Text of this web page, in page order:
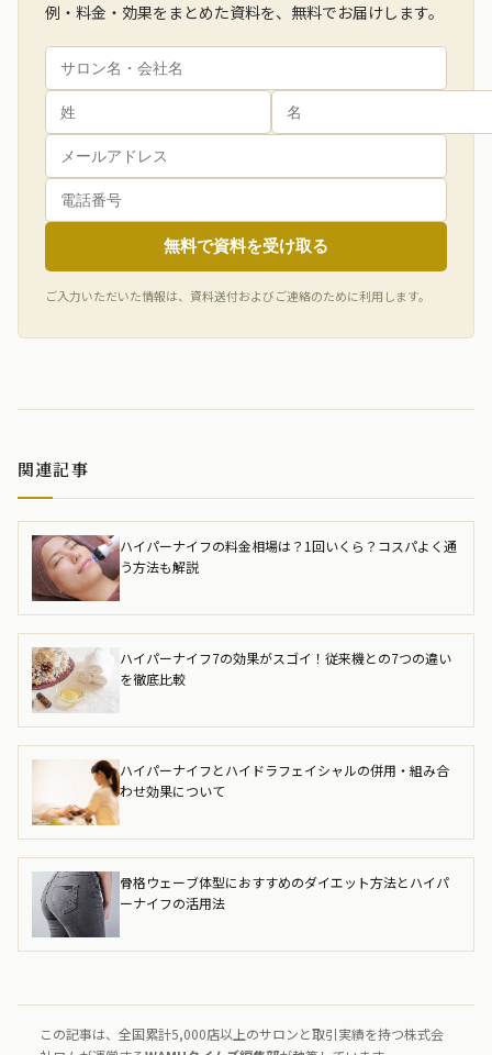
例・料金・効果をまとめた資料を、無料でお届けします。
無料で資料を受け取る
ご入力いただいた情報は、資料送付およびご連絡のために利用します。
関連記事
ハイパーナイフの料金相場は？1回いくら？コスパよく通
う方法も解説
ハイパーナイフ7の効果がスゴイ！従来機との7つの違い
を徹底比較
ハイパーナイフとハイドラフェイシャルの併用・組み合
わせ効果について
骨格ウェーブ体型におすすめのダイエット方法とハイパ
ーナイフの活用法
この記事は、全国累計5,000店以上のサロンと取引実績を持つ株式会